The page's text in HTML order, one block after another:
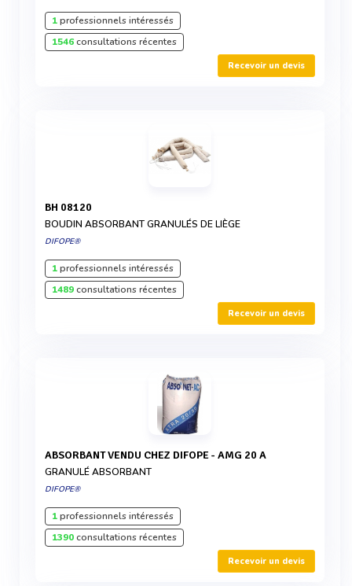
1professionnels intéressés
1546consultations récentes
Recevoir un devis
BH 08120
BOUDIN ABSORBANT GRANULÉS DE LIÈGE
DIFOPE®
1professionnels intéressés
1489consultations récentes
Recevoir un devis
ABSORBANT VENDU CHEZ DIFOPE - AMG 20 A
GRANULÉ ABSORBANT
DIFOPE®
1professionnels intéressés
1390consultations récentes
Recevoir un devis